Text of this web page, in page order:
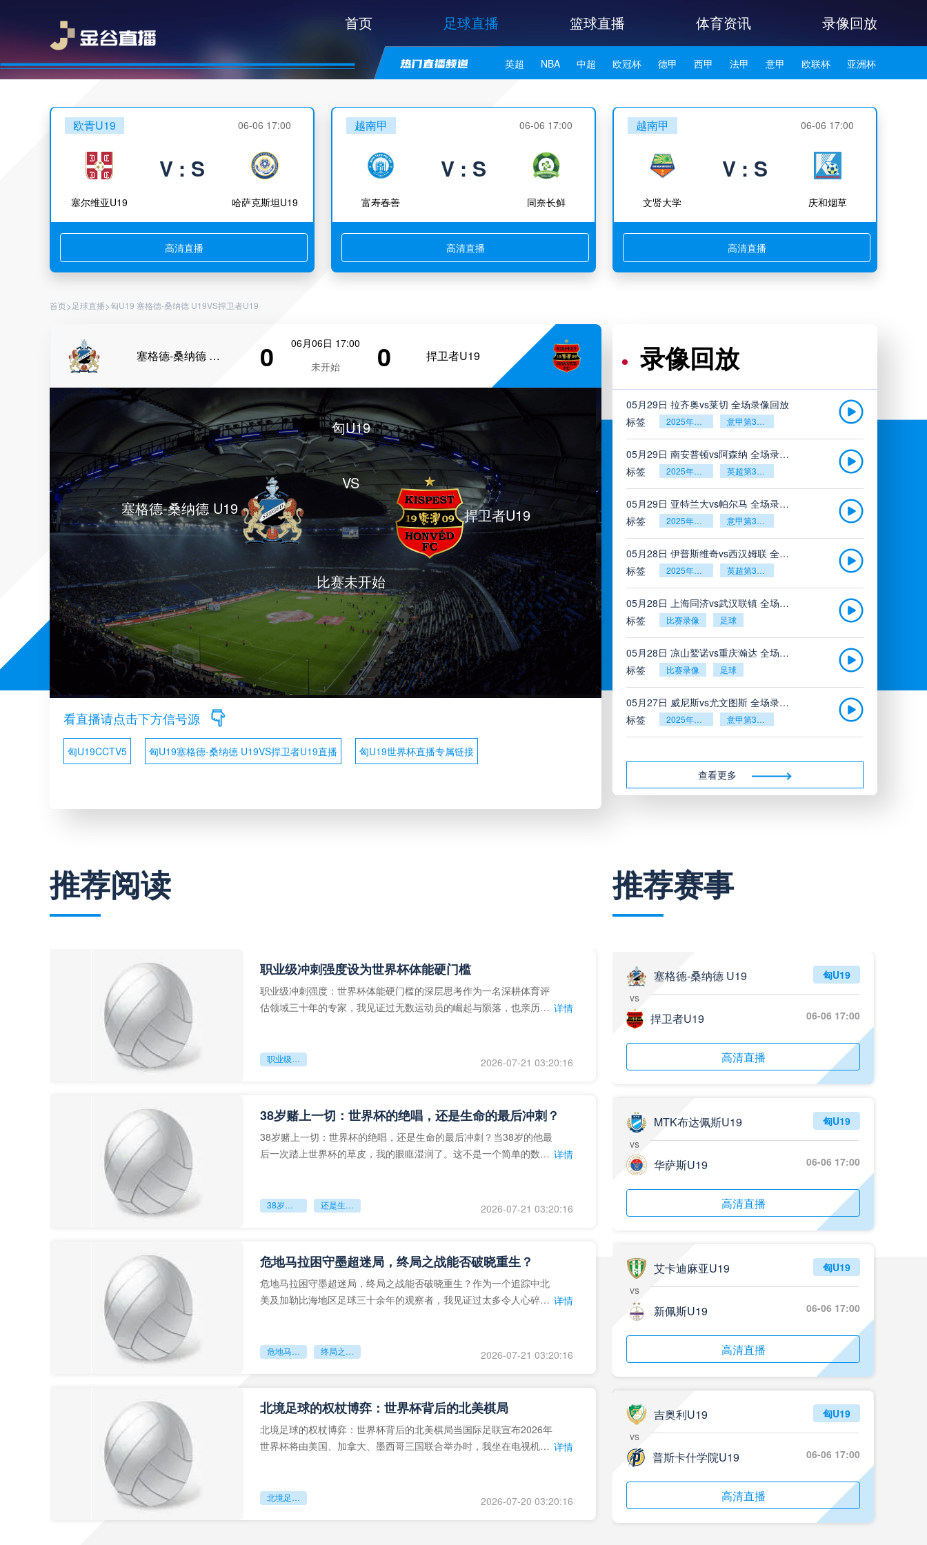
首页 足球直播 篮球直播 体育资讯 录像回放
英超 NBA 中超 欧冠杯 德甲 西甲 法甲 意甲 欧联杯 亚洲杯
欧青U19 06-06 17:00
塞尔维亚U19
V : S
哈萨克斯坦U19
高清直播
越南甲 06-06 17:00
富寿春善
V : S
同奈长鲜
高清直播
越南甲 06-06 17:00
文贤大学
V : S
庆和烟草
高清直播
首页> 足球直播>匈U19 塞格德-桑纳德 U19VS捍卫者U19
塞格德-桑纳德 U19 0
06月06日 17:00
未开始
0 捍卫者U19
塞格德-桑纳德 U19
匈U19
VS
比赛未开始
捍卫者U19
看直播请点击下方信号源
匈U19CCTV5 匈U19塞格德-桑纳德 U19VS捍卫者U19直播 匈U19世界杯直播专属链接
录像回放
05月29日 拉齐奥vs莱切 全场录像回放
标签
2025年5月26日 意甲第38轮
05月29日 南安普顿vs阿森纳 全场录像回放
标签
2025年5月26日 英超第38轮
05月29日 亚特兰大vs帕尔马 全场录像回放
标签
2025年5月26日 意甲第38轮
05月28日 伊普斯维奇vs西汉姆联 全场录像回放
标签
2025年5月26日 英超第38轮
05月28日 上海同济vs武汉联镇 全场录像
标签
比赛录像 足球
05月28日 凉山鹫诺vs重庆瀚达 全场录像
标签
比赛录像 足球
05月27日 威尼斯vs尤文图斯 全场录像回放
标签
2025年5月26日 意甲第38轮
标签
比赛录像 西甲
05月26日 AC米兰vs蒙扎全场录像回放
标签
标签
标签
2025年5月24日
标签
欧联杯决赛
标签
2025年5月23日
标签
2024年5月21日
标签
2024年5月21日 足协杯第3轮
标签
2024年5月21日
标签
比赛录像
标签
比赛录像 成都蓉城
标签
2025年5月21日
标签
比赛录像 北京国安
05月22日 水晶宫vs狼队 全场录像回放
查看更多
推荐阅读
职业级冲刺强度设为世界杯体能硬门槛
职业级冲刺强度：世界杯体能硬门槛的深层思考作为一名深耕体育评
估领域三十年的专家，我见证过无数运动员的崛起与陨落，也亲历了 详情
职业级冲刺强度设为世界杯体能硬门槛 2026-07-21 03:20:16
38岁赌上一切：世界杯的绝唱，还是生命的最后冲刺？
38岁赌上一切：世界杯的绝唱，还是生命的最后冲刺？当38岁的他最
后一次踏上世界杯的草皮，我的眼眶湿润了。这不是一个简单的数
详情
38岁赌上一切：世界杯的绝唱 还是生命的最后冲刺？ 2026-07-21 03:20:16
危地马拉困守墨超迷局，终局之战能否破晓重生？
危地马拉困守墨超迷局，终局之战能否破晓重生？作为一个追踪中北
美及加勒比海地区足球三十余年的观察者，我见证过太多令人心碎的 详情
危地马拉困守墨超迷局 终局之战能否破晓重生？ 2026-07-21 03:20:16
北境足球的权杖博弈：世界杯背后的北美棋局
北境足球的权杖博弈：世界杯背后的北美棋局当国际足联宣布2026年
世界杯将由美国、加拿大、墨西哥三国联合举办时，我坐在电视机
详情
北境足球的权杖博弈：世界杯背后的北美棋局 2026-07-20 03:20:16
推荐赛事
塞格德-桑纳德 U19
vs
捍卫者U19
匈U19
06-06 17:00
高清直播
MTK布达佩斯U19
vs
华萨斯U19
匈U19
06-06 17:00
高清直播
艾卡迪麻亚U19
vs
新佩斯U19
匈U19
06-06 17:00
高清直播
吉奥利U19
vs
普斯卡什学院U19
匈U19
06-06 17:00
高清直播